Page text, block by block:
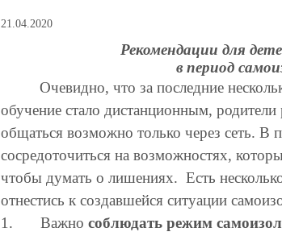
21.04.2020
Рекомендации для
в период
Очевидно, что за последние
обучение стало дистанционным,
общаться возможно только через сеть. В
сосредоточиться на возможностях,
чтобы думать о лишениях. Есть
отнестись к создавшейся ситуации
1.
Важно соблюдать режим